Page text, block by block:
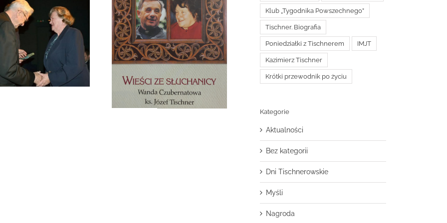
Zmarła Wanda Czubernatowa
Klub „Tygodnika Powszechnego”
Tischner. Biografia
Poniedziałki z Tischnerem IMJT
Kazimierz Tischner
Krótki przewodnik po życiu
Kategorie
Aktualności
Bez kategorii
Dni Tischnerowskie
Myśli
Nagroda